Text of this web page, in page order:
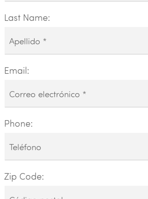
Last Name:
Email:
Phone:
Zip Code: